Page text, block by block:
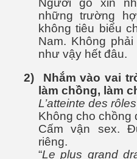
Người gõ xin
những trường
không tiêu biểu
Nam. Không
như vậy hết đâu.
2)
Nhắm vào vai
làm chồng, làm
L’atteinte des
Không cho chồng
Cấm vận sex.
riêng.
“Le plus grand
nghệ thực phẩm
tại và tương lai